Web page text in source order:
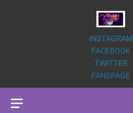
INSTAGRAM
FACEBOOK
TWITTER
FANSPAGE